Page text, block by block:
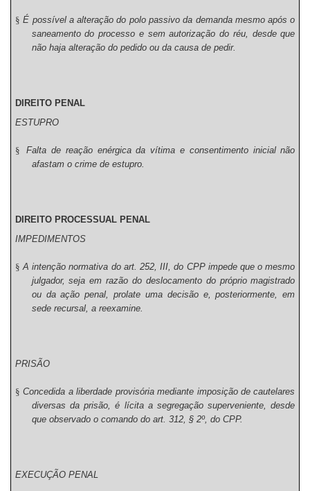
§ É possível a alteração do polo passivo da demanda mesmo após o
saneamento do processo e sem autorização do réu, desde que
não haja alteração do pedido ou da causa de pedir.
DIREITO PENAL
ESTUPRO
§
Falta de reação enérgica da vítima e consentimento inicial não
afastam o crime de estupro.
DIREITO PROCESSUAL PENAL
IMPEDIMENTOS
§ A intenção normativa do art. 252, III, do CPP impede que o mesmo
julgador, seja em razão do deslocamento do próprio magistrado
ou da ação penal, prolate uma decisão e, posteriormente, em
sede recursal, a reexamine.
PRISÃO
§ Concedida a liberdade provisória mediante imposição de cautelares
diversas da prisão, é lícita a segregação superveniente, desde
que observado o comando do art. 312, § 2º, do CPP.
EXECUÇÃO PENAL